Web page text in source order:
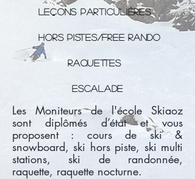
Leçons particulières
Hors Pistes/free rando
raquettes
escalade
Les Moniteurs de l'école Skiaoz
sont diplômés d’état et vous
proposent : cours de ski &
snowboard, ski hors piste, ski multi
stations, ski de randonnée,
raquette, raquette nocturne.